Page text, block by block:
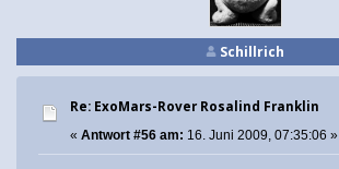
Schillrich
Re: ExoMars-Rover Rosalind Franklin
« Antwort #56 am: 16. Juni 2009, 07:35:06 »